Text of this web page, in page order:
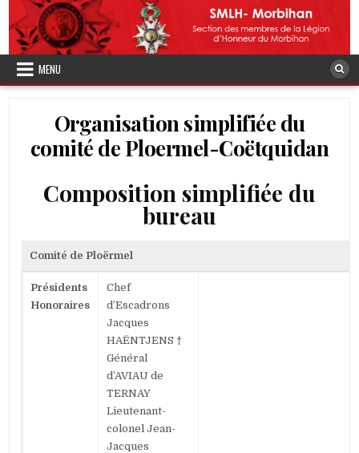
to
content
MENU
Organisation simplifiée du
comité de Ploermel-Coëtquidan
Composition simplifiée du
bureau
Comité de Ploërmel
Présidents
Honoraires
Chef
d’Escadrons
Jacques
HAËNTJENS †
Général
d’AVIAU de
TERNAY
Lieutenant-
colonel Jean-
Jacques